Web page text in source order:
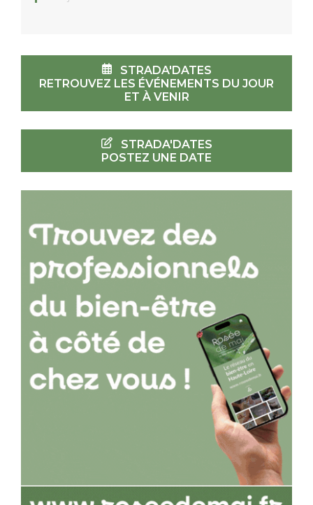
STRADA'DATES
RETROUVEZ LES ÉVÉNEMENTS DU JOUR
ET À VENIR
STRADA'DATES
POSTEZ UNE DATE